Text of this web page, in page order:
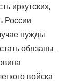
иркутских,
России
нужды
обязаны.
войска